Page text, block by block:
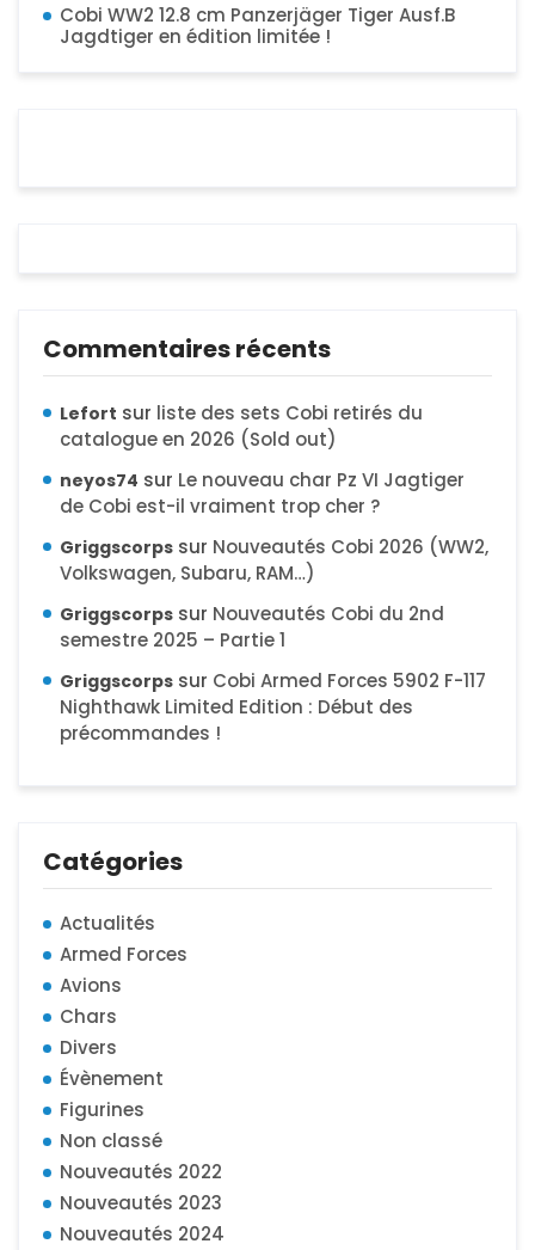
Cobi WW2 12.8 cm Panzerjäger Tiger Ausf.B
Jagdtiger en édition limitée !
Commentaires récents
Lefort sur liste des sets Cobi retirés du
catalogue en 2026 (Sold out)
neyos74 sur Le nouveau char Pz VI Jagtiger
de Cobi est-il vraiment trop cher ?
Griggscorps sur Nouveautés Cobi 2026 (WW2,
Volkswagen, Subaru, RAM…)
Griggscorps sur Nouveautés Cobi du 2nd
semestre 2025 – Partie 1
Griggscorps sur Cobi Armed Forces 5902 F-117
Nighthawk Limited Edition : Début des
précommandes !
Catégories
Actualités
Armed Forces
Avions
Chars
Divers
Évènement
Figurines
Non classé
Nouveautés 2022
Nouveautés 2023
Nouveautés 2024